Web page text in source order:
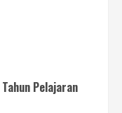
Pelajaran